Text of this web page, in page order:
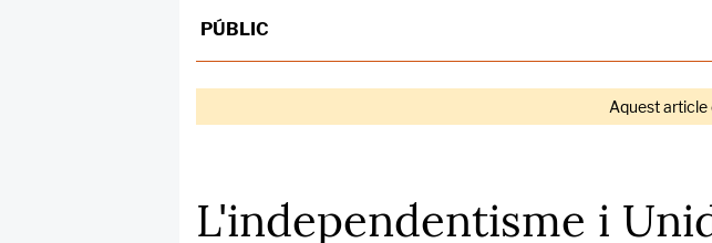
PÚBLIC
Aquest article
L'independentisme i